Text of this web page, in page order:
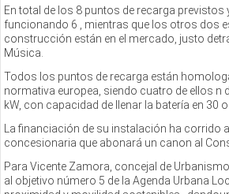
En total de los 8 puntos de recarga previstos
funcionando 6 , mientras que los otros dos
construcción están en el mercado, justo
Música.
Todos los puntos de recarga están
normativa europea, siendo cuatro de ellos n
kW, con capacidad de llenar la batería en 30
La financiación de su instalación ha corrido
concesionaria que abonará un canon al
Para Vicente Zamora, concejal de
al objetivo número 5 de la Agenda Urbana